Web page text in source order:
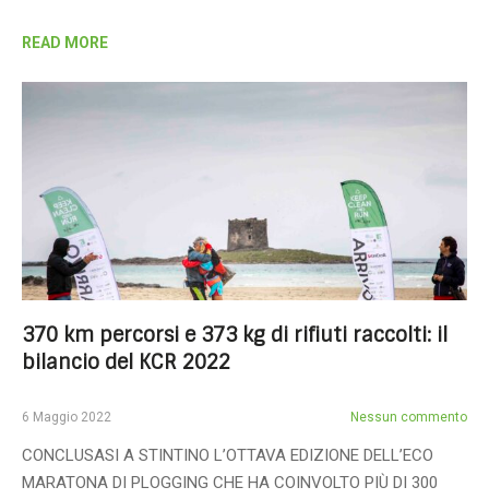
READ MORE
370 km percorsi e 373 kg di rifiuti raccolti: il
bilancio del KCR 2022
6 Maggio 2022 Nessun commento
CONCLUSASI A STINTINO L’OTTAVA EDIZIONE DELL’ECO
MARATONA DI PLOGGING CHE HA COINVOLTO PIÙ DI 300